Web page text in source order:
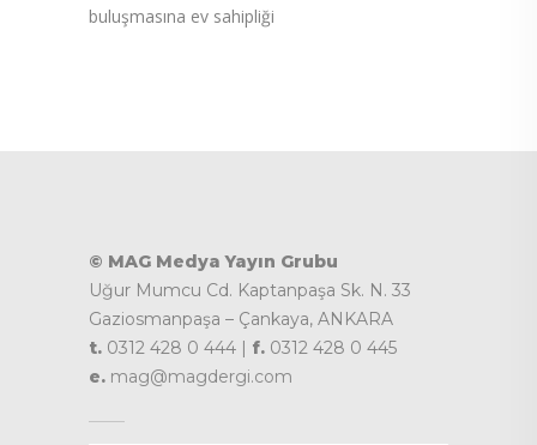
buluşmasına ev sahipliği
© MAG Medya Yayın Grubu
Uğur Mumcu Cd. Kaptanpaşa Sk. N. 33
Gaziosmanpaşa – Çankaya, ANKARA
t. 0312 428 0 444 | f. 0312 428 0 445
e. mag@magdergi.com